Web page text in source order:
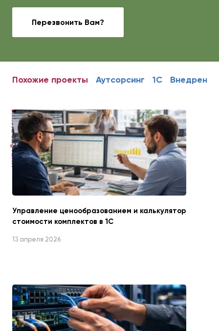
Перезвонить Вам?
Похожие проекты Аутсорсинг 1С
ЧИТАЙТЕ ТАКЖЕ
Управление ценообразованием и калькулятор
стоимости комплектов в 1С
13 апреля 2026